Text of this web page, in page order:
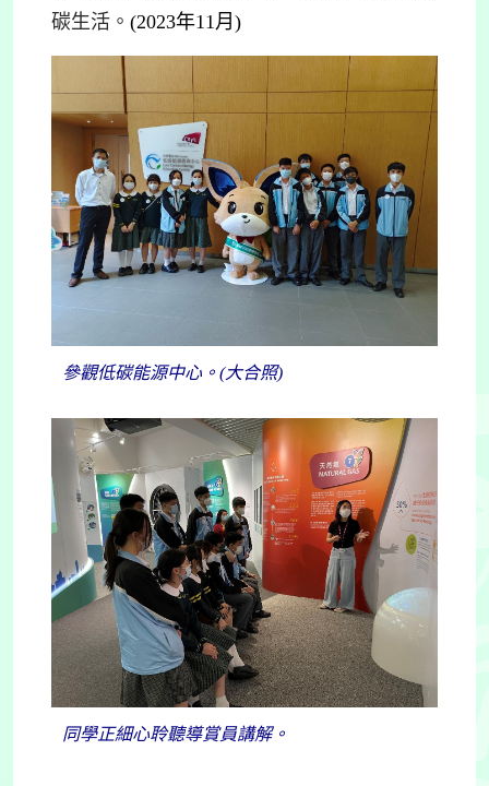
碳生活。 (2023年11月)
參觀低碳能源中心。(大合照)
同學正細心聆聽導賞員講解。